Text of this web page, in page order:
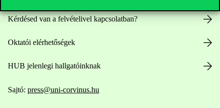
Kérdésed van a felvételivel kapcsolatban?
Oktatói elérhetőségek
HUB jelenlegi hallgatóinknak
Sajtó: press@uni-corvinus.hu